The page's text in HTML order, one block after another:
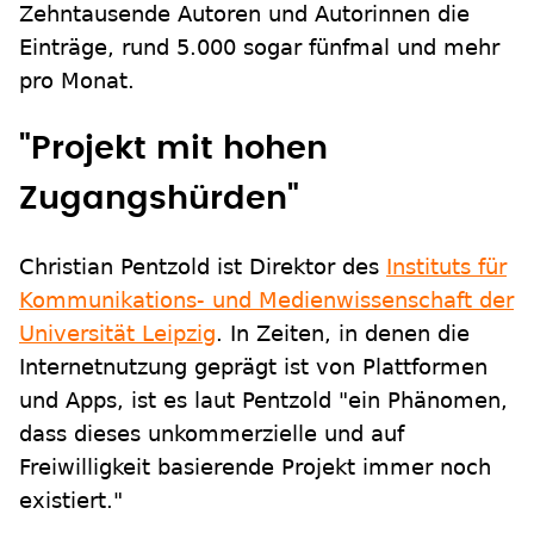
Zehntausende Autoren und Autorinnen die
Einträge, rund 5.000 sogar fünfmal und mehr
pro Monat.
"Projekt mit hohen
Zugangshürden"
Christian Pentzold ist Direktor des Instituts für
Kommunikations- und Medienwissenschaft der
Universität Leipzig. In Zeiten, in denen die
Internetnutzung geprägt ist von Plattformen
und Apps, ist es laut Pentzold "ein Phänomen,
dass dieses unkommerzielle und auf
Freiwilligkeit basierende Projekt immer noch
existiert."